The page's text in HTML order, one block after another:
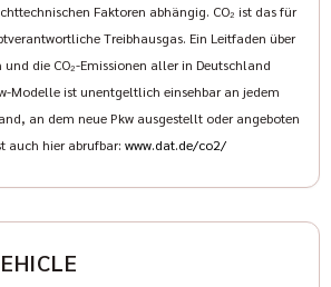
Faktoren abhängig. CO₂ ist das für
Treibhausgas. Ein Leitfaden über
die CO₂-Emissionen aller in Deutschland
Modelle ist unentgeltlich einsehbar an jedem
an dem neue Pkw ausgestellt oder angeboten
auch hier abrufbar: www.dat.de/co2/